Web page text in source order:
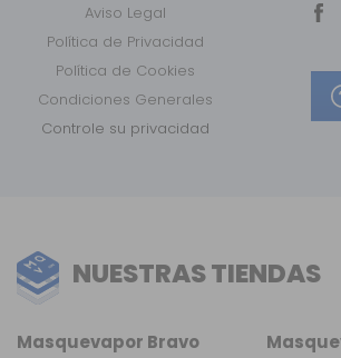
Aviso Legal
Política de Privacidad
Política de Cookies
Condiciones Generales
Controle su privacidad
NUESTRAS TIENDAS
Masquevapor Bravo